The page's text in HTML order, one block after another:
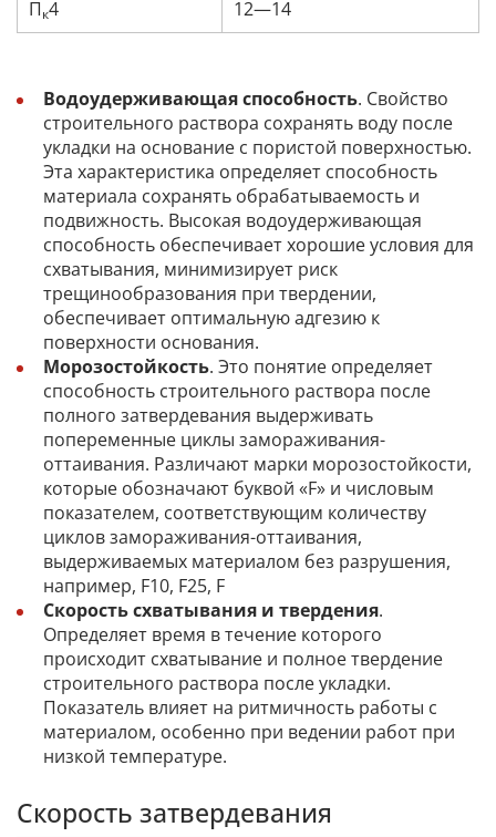
Пк4 12—14
Водоудерживающая способность. Свойство
строительного раствора сохранять воду после
укладки на основание с пористой поверхностью.
Эта характеристика определяет способность
материала сохранять обрабатываемость и
подвижность. Высокая водоудерживающая
способность обеспечивает хорошие условия для
схватывания, минимизирует риск
трещинообразования при твердении,
обеспечивает оптимальную адгезию к
поверхности основания.
Морозостойкость. Это понятие определяет
способность строительного раствора после
полного затвердевания выдерживать
попеременные циклы замораживания-
оттаивания. Различают марки морозостойкости,
которые обозначают буквой «F» и числовым
показателем, соответствующим количеству
циклов замораживания-оттаивания,
выдерживаемых материалом без разрушения,
например, F10, F25, F
Скорость схватывания и твердения.
Определяет время в течение которого
происходит схватывание и полное твердение
строительного раствора после укладки.
Показатель влияет на ритмичность работы с
материалом, особенно при ведении работ при
низкой температуре.
Скорость затвердевания